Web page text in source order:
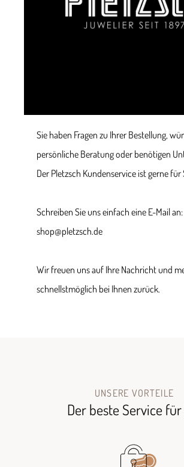
Sie haben Fragen zu Ihrer Bestellung,
persönliche Beratung oder benötigen
Der Pletzsch Kundenservice ist gerne für
Schreiben Sie uns einfach eine E-Mail an:
shop@pletzsch.de
Wir freuen uns auf Ihre Nachricht und
schnellstmöglich bei Ihnen zurück.
UNSERE VORTEILE
Der beste Service